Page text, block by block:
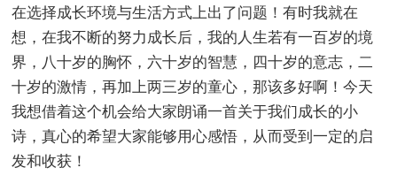
在选择成长环境与生活方式上出了问题！有时我就在
想，在我不断的努力成长后，我的人生若有一百岁的境
界，八十岁的胸怀，六十岁的智慧，四十岁的意志，二
十岁的激情，再加上两三岁的童心，那该多好啊！今天
我想借着这个机会给大家朗诵一首关于我们成长的小
诗，真心的希望大家能够用心感悟，从而受到一定的启
发和收获！